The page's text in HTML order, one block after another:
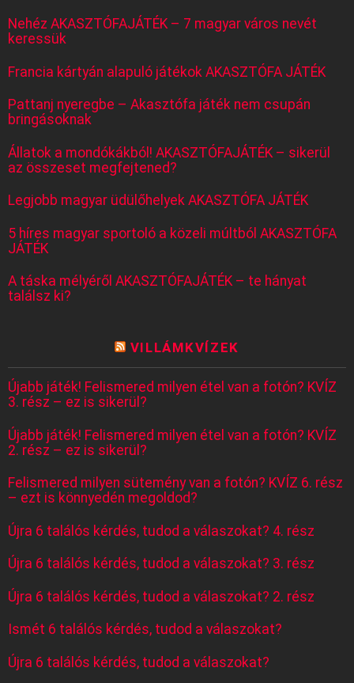
Nehéz AKASZTÓFAJÁTÉK – 7 magyar város nevét
keressük
Francia kártyán alapuló játékok AKASZTÓFA JÁTÉK
Pattanj nyeregbe – Akasztófa játék nem csupán
bringásoknak
Állatok a mondókákból! AKASZTÓFAJÁTÉK – sikerül
az összeset megfejtened?
Legjobb magyar üdülőhelyek AKASZTÓFA JÁTÉK
5 híres magyar sportoló a közeli múltból AKASZTÓFA
JÁTÉK
A táska mélyéről AKASZTÓFAJÁTÉK – te hányat
találsz ki?
VILLÁMKVÍZEK
Újabb játék! Felismered milyen étel van a fotón? KVÍZ
3. rész – ez is sikerül?
Újabb játék! Felismered milyen étel van a fotón? KVÍZ
2. rész – ez is sikerül?
Felismered milyen sütemény van a fotón? KVÍZ 6. rész
– ezt is könnyedén megoldod?
Újra 6 találós kérdés, tudod a válaszokat? 4. rész
Újra 6 találós kérdés, tudod a válaszokat? 3. rész
Újra 6 találós kérdés, tudod a válaszokat? 2. rész
Ismét 6 találós kérdés, tudod a válaszokat?
Újra 6 találós kérdés, tudod a válaszokat?